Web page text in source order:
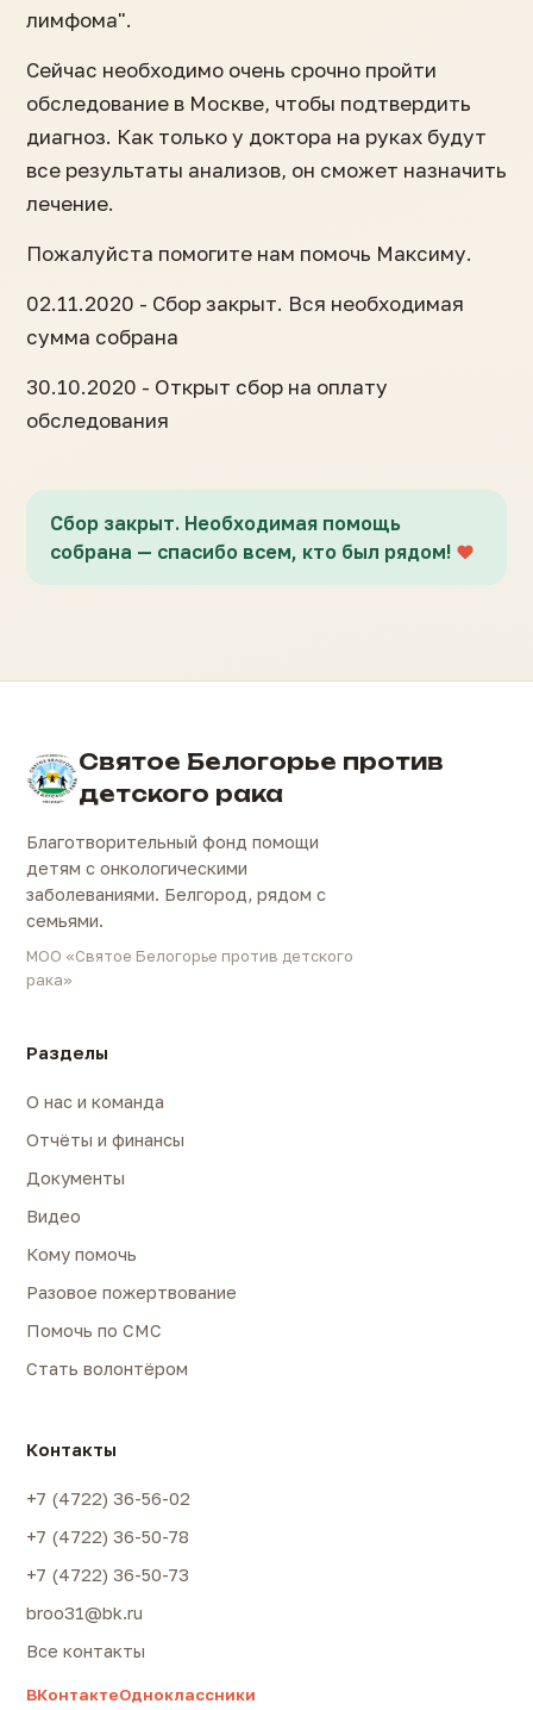
лимфома".
Сейчас необходимо очень срочно пройти
обследование в Москве, чтобы подтвердить
диагноз. Как только у доктора на руках будут
все результаты анализов, он сможет назначить
лечение.
Пожалуйста помогите нам помочь Максиму.
02.11.2020 - Сбор закрыт. Вся необходимая
сумма собрана
30.10.2020 - Открыт сбор на оплату
обследования
Сбор закрыт. Необходимая помощь
собрана — спасибо всем, кто был рядом!
Святое Белогорье против
детского рака
Благотворительный фонд помощи
детям с онкологическими
заболеваниями. Белгород, рядом с
семьями.
МОО «Святое Белогорье против детского
рака»
Разделы
О нас и команда
Отчёты и финансы
Документы
Видео
Кому помочь
Разовое пожертвование
Помочь по СМС
Стать волонтёром
Контакты
+7 (4722) 36-56-02
+7 (4722) 36-50-78
+7 (4722) 36-50-73
broo31@bk.ru
Все контакты
ВКонтактеОдноклассники